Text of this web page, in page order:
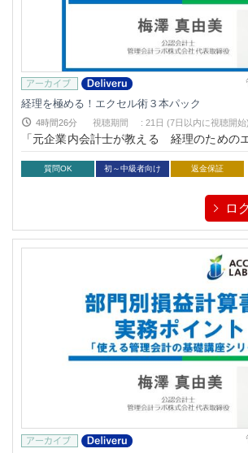
経理を極める！エクセル術３本パック
4時間26分 視聴期間 : 21日 (7日以内に視聴開始)
「元企業内会計士が教える 経理のための
活用戦略がわかる本（税務研究会出版局）
みの実務家会計士 梅澤真由美が教える「経
クセル術ー正確性UPにつながる有形テク
当者のためのエクセル術ー効率UPにつ
ク」、「経理管理職のためのエクセル術
用資料のつくり方」が３本パックとなり、
ができます。
質問OK 初～中級者向け 返金保証
ロ